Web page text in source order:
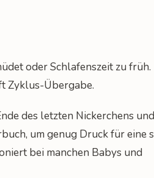
oder Schlafenszeit zu früh.
Zyklus-Übergabe.
des letzten Nickerchens
um genug Druck für eine
bei manchen Babys und